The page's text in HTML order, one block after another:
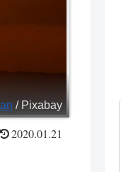
/ Pixabay
2020.01.21